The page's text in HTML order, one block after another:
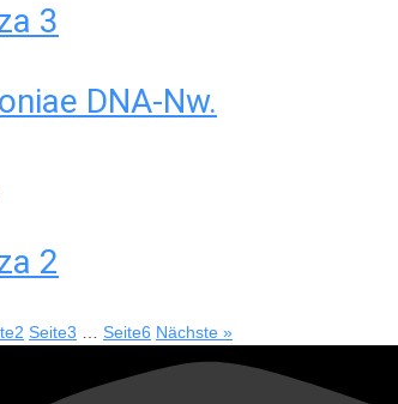
3
DNA-Nw.
2
2 Seite3 Seite6 Nächste »